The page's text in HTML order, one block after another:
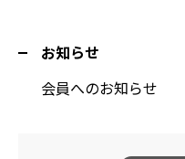
お知らせ
会員へのお知らせ